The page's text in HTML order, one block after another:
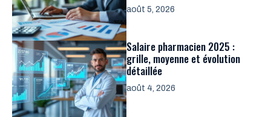
août 5, 2026
Salaire pharmacien 2025 :
grille, moyenne et évolution
détaillée
août 4, 2026